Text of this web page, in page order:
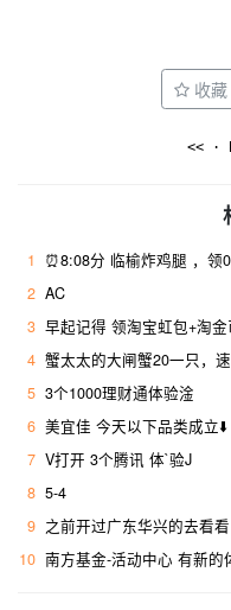
收藏
<< ·
1
⏰8:08分 临榆炸鸡腿 ，领
2 AC
3 早起记得 领淘宝虹包+淘金
4 蟹太太的大闸蟹20一只，
5 3个1000理财通体验淦
6 美宜佳 今天以下品类成立⬇️
7 V打开 3个腾讯 体`验J
8 5-4
9 之前开过广东华兴的去看看
10 南方基金-活动中心 有新的